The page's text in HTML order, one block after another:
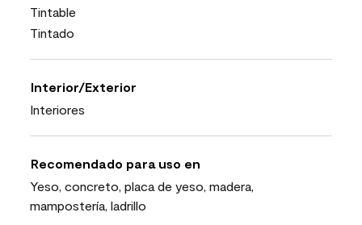
Tintable
Tintado
Interior/Exterior
Interiores
Recomendado para uso en
Yeso, concreto, placa de yeso, madera,
mampostería, ladrillo